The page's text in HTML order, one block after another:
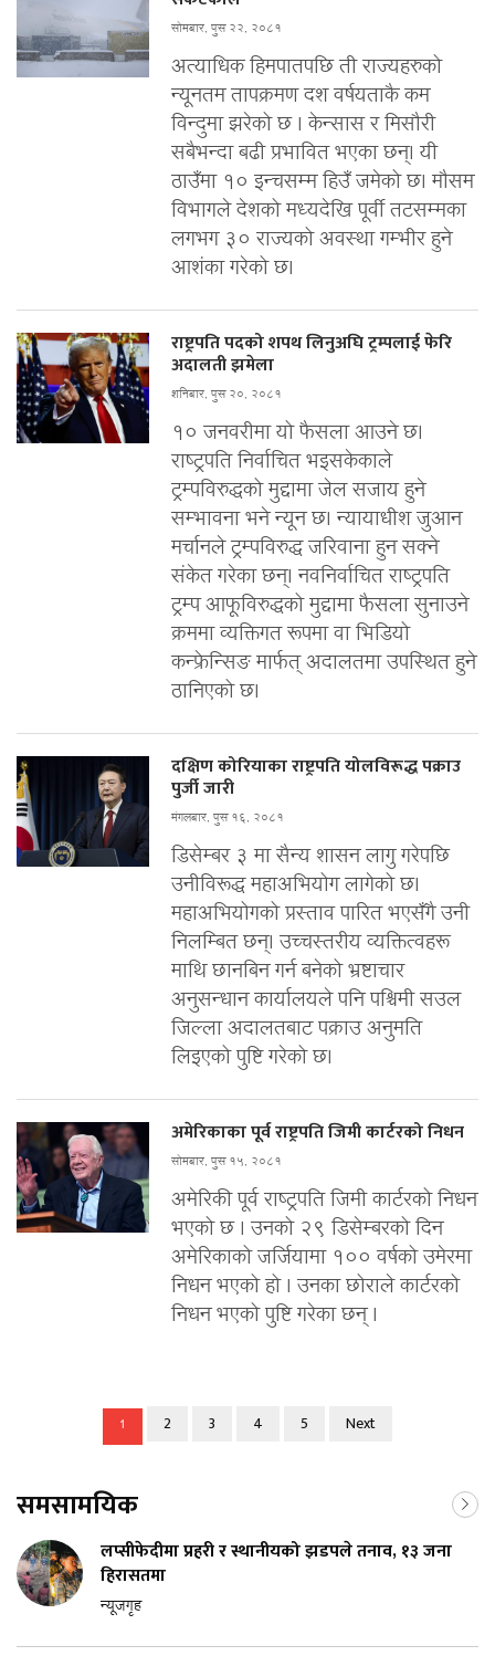
सोमबार, पुस २२, २०८१
अत्याधिक हिमपातपछि ती राज्यहरुको
न्यूनतम तापक्रमण दश वर्षयताकै कम
विन्दुमा झरेको छ । केन्सास र मिसौरी
सबैभन्दा बढी प्रभावित भएका छन्। यी
ठाउँमा १० इन्चसम्म हिउँ जमेको छ। मौसम
विभागले देशको मध्यदेखि पूर्वी तटसम्मका
लगभग ३० राज्यको अवस्था गम्भीर हुने
आशंका गरेको छ।
राष्ट्रपति पदको शपथ लिनुअघि ट्रम्पलाई फेरि
अदालती झमेला
शनिबार, पुस २०, २०८१
१० जनवरीमा यो फैसला आउने छ।
राष्ट्रपति निर्वाचित भइसकेकाले
ट्रम्पविरुद्धको मुद्दामा जेल सजाय हुने
सम्भावना भने न्यून छ। न्यायाधीश जुआन
मर्चानले ट्रम्पविरुद्ध जरिवाना हुन सक्ने
संकेत गरेका छन्। नवनिर्वाचित राष्ट्रपति
ट्रम्प आफूविरुद्धको मुद्दामा फैसला सुनाउने
क्रममा व्यक्तिगत रूपमा वा भिडियो
कन्फ्रेन्सिङ मार्फत् अदालतमा उपस्थित हुने
ठानिएको छ।
दक्षिण कोरियाका राष्ट्रपति योलविरूद्ध पक्राउ
पुर्जी जारी
मंगलबार, पुस १६, २०८१
डिसेम्बर ३ मा सैन्य शासन लागु गरेपछि
उनीविरूद्ध महाअभियोग लागेको छ।
महाअभियोगको प्रस्ताव पारित भएसँगै उनी
निलम्बित छन्। उच्चस्तरीय व्यक्तित्वहरू
माथि छानबिन गर्न बनेको भ्रष्टाचार
अनुसन्धान कार्यालयले पनि पश्चिमी सउल
जिल्ला अदालतबाट पक्राउ अनुमति
लिइएको पुष्टि गरेको छ।
अमेरिकाका पूर्व राष्ट्रपति जिमी कार्टरको निधन
सोमबार, पुस १५, २०८१
अमेरिकी पूर्व राष्ट्रपति जिमी कार्टरको निधन
भएको छ । उनको २९ डिसेम्बरको दिन
अमेरिकाको जर्जियामा १०० वर्षको उमेरमा
निधन भएको हो । उनका छोराले कार्टरको
निधन भएको पुष्टि गरेका छन् ।
1 2 3 4 5 Next
समसामयिक
लप्सीफेदीमा प्रहरी र स्थानीयको झडपले तनाव, १३ जना
हिरासतमा
न्यूजगृह